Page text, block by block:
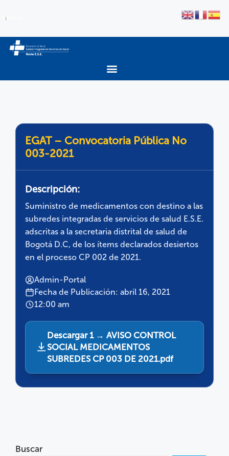
EGAT – Convocatoria Pública No
003-2021
Descripción:
Suministro de medicamentos con destino a las
subredes integradas de servicios de salud E.S.E.
adscritas a la secretaria distrital de salud de
Bogotá D.C, de los ítems declarados desiertos
en el proceso CP 002 de 2021.
Admin-Portal
Fecha de Publicación: abril 16, 2021
12:00 am
Descargar 1 → AVISO CONTROL
SOCIAL MEDICAMENTOS
SUBREDES CP 003 DE 2021.pdf
Buscar